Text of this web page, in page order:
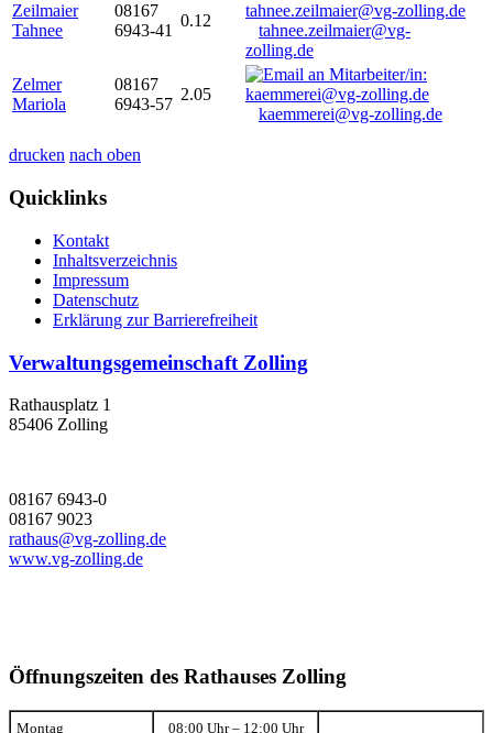
Zeilmaier
Tahnee
08167
6943-41
0.12
tahnee.zeilmaier@vg-
zolling.de
Zelmer
Mariola
08167
6943-57
2.05
kaemmerei@vg-zolling.de
drucken nach oben
Quicklinks
Kontakt
Inhaltsverzeichnis
Impressum
Datenschutz
Erklärung zur Barrierefreiheit
Verwaltungsgemeinschaft Zolling
Rathausplatz 1
85406 Zolling
08167 6943-0
08167 9023
rathaus@vg-zolling.de
www.vg-zolling.de
Öffnungszeiten des Rathauses Zolling
Montag 08:00 Uhr – 12:00 Uhr